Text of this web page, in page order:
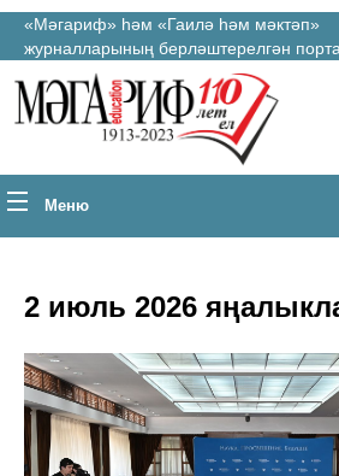
«Мәгариф» һәм «Гаилә һәм мәктәп»
журналларының берләштерелгән
Меню
2 июль 2026